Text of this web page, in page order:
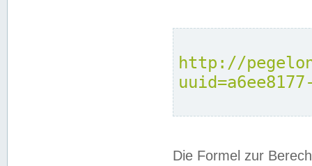
http://
Die Formel zur